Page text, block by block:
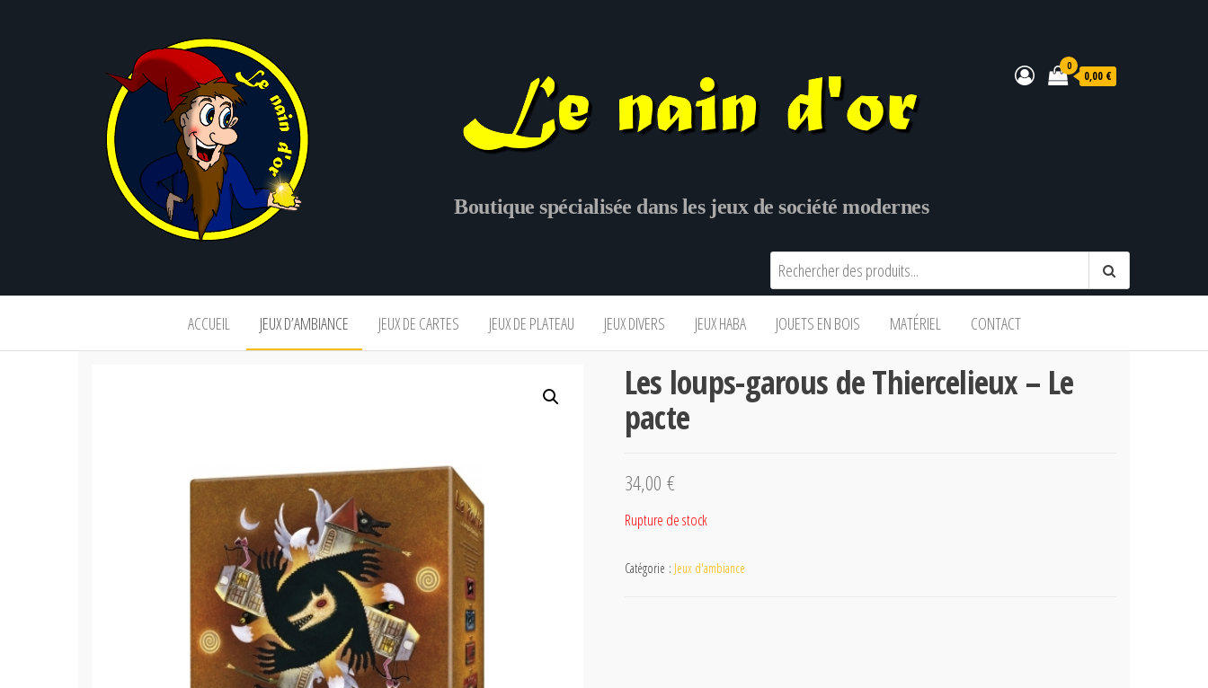
Boutique spécialisée dans les jeux de société modernes
0
0,00 €
ACCUEIL JEUX D’AMBIANCE JEUX DE CARTES JEUX DE PLATEAU JEUX DIVERS JEUX HABA JOUETS EN BOIS MATÉRIEL CONTACT
Les loups-garous de Thiercelieux – Le
pacte
34,00 €
Rupture de stock
Catégorie : Jeux d'ambiance